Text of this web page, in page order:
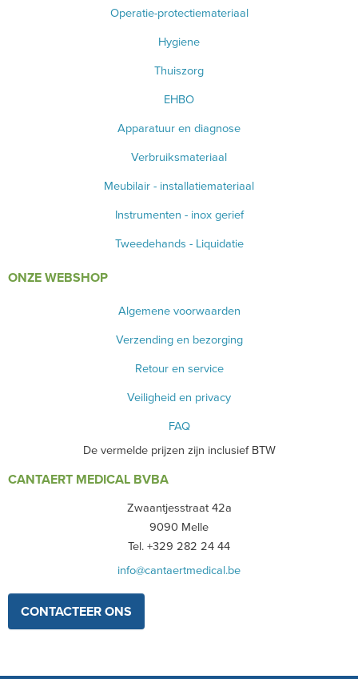
Operatie-protectiemateriaal
Hygiene
Thuiszorg
EHBO
Apparatuur en diagnose
Verbruiksmateriaal
Meubilair - installatiemateriaal
Instrumenten - inox gerief
Tweedehands - Liquidatie
ONZE WEBSHOP
Algemene voorwaarden
Verzending en bezorging
Retour en service
Veiligheid en privacy
FAQ
De vermelde prijzen zijn inclusief BTW
CANTAERT MEDICAL BVBA
Zwaantjesstraat 42a
9090 Melle
Tel. +329 282 24 44
info@cantaertmedical.be
CONTACTEER ONS